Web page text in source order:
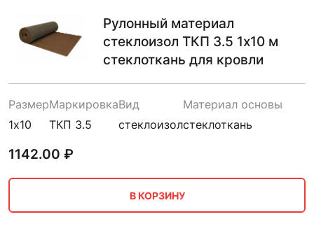
Рулонный материал
стеклоизол ТКП 3.5 1х10 м
стеклоткань для кровли
Размер
1х10
Маркировка
ТКП 3.5
Вид
стеклоизол
Материал основы
стеклоткань
1142.00 ₽
В КОРЗИНУ